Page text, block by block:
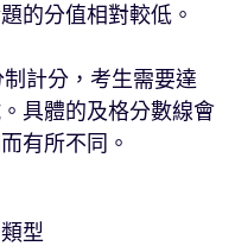
的分值相對較低。
制計分，考生需要達
具體的及格分數線會
有所不同。
型